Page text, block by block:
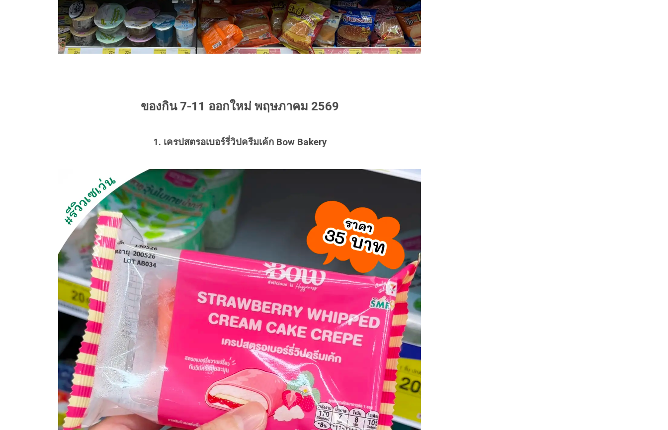
ของกิน 7-11 ออกใหม่ พฤษภาคม 2569
1. เครปสตรอเบอร์รี่วิปครีมเค้ก Bow Bakery